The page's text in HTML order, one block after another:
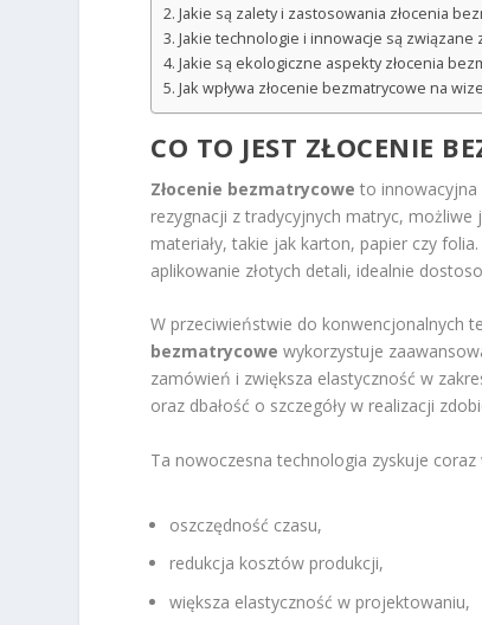
Jakie są zalety i zastosowania złocenia
Jakie technologie i innowacje są związane
Jakie są ekologiczne aspekty złocenia
Jak wpływa złocenie bezmatrycowe na
CO TO JEST ZŁOCENIE
Złocenie bezmatrycowe to
rezygnacji z tradycyjnych matryc,
materiały, takie jak karton, papier czy
aplikowanie złotych detali, idealnie
W przeciwieństwie do konwencjonalnych
bezmatrycowe wykorzystuje
zamówień i zwiększa elastyczność w
oraz dbałość o szczegóły w realizacji
Ta nowoczesna technologia zyskuje
oszczędność czasu,
redukcja kosztów produkcji,
większa elastyczność w projektowaniu,